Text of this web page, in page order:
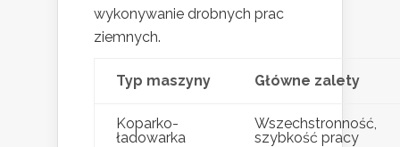
wykonywanie drobnych prac
ziemnych.
Typ maszyny Główne zalety
Koparko-
ładowarka
Wszechstronność,
szybkość pracy